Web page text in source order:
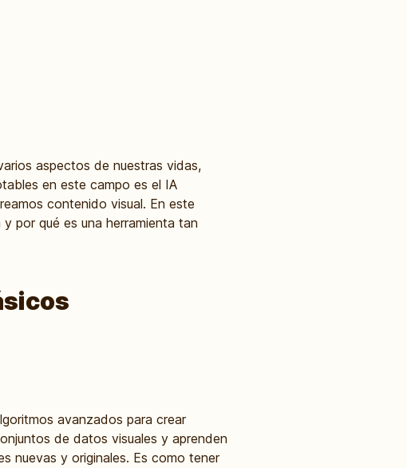
aspectos de nuestras vidas,
en este campo es el IA
contenido visual. En este
por qué es una herramienta tan
avanzados para crear
de datos visuales y aprenden
nuevas y originales. Es como tener